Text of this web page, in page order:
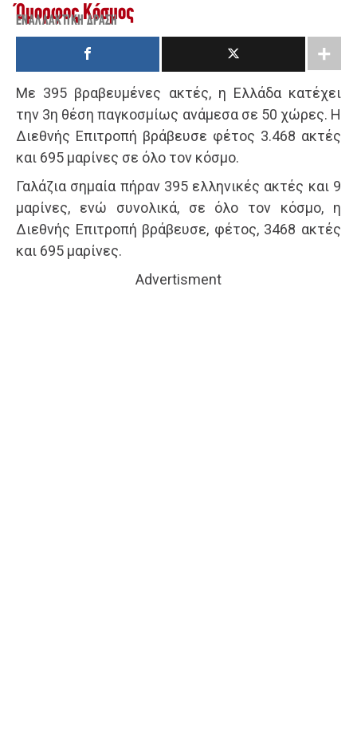
Όμορφος Κόσμος
ΕΝΑΛΛΑΚΤΙΚΉ ΔΡΆΣΗ
Με 395 βραβευμένες ακτές, η Ελλάδα κατέχει
την 3η θέση παγκοσμίως ανάμεσα σε 50 χώρες. Η
Διεθνής Επιτροπή βράβευσε φέτος 3.468 ακτές
και 695 μαρίνες σε όλο τον κόσμο.
Γαλάζια σημαία πήραν 395 ελληνικές ακτές και 9
μαρίνες, ενώ συνολικά, σε όλο τον κόσμο, η
Διεθνής Επιτροπή βράβευσε, φέτος, 3468 ακτές
και 695 μαρίνες.
Advertisment